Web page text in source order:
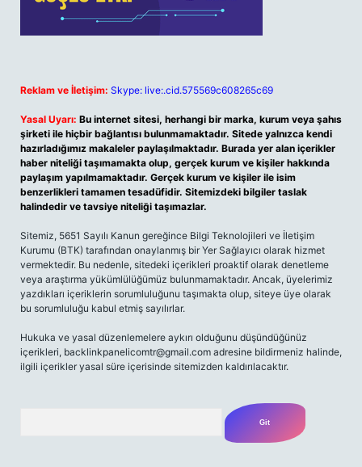
Reklam ve İletişim: Skype: live:.cid.575569c608265c69
Yasal Uyarı: Bu internet sitesi, herhangi bir marka, kurum veya şahıs
şirketi ile hiçbir bağlantısı bulunmamaktadır. Sitede yalnızca kendi
hazırladığımız makaleler paylaşılmaktadır. Burada yer alan içerikler
haber niteliği taşımamakta olup, gerçek kurum ve kişiler hakkında
paylaşım yapılmamaktadır. Gerçek kurum ve kişiler ile isim
benzerlikleri tamamen tesadüfidir. Sitemizdeki bilgiler taslak
halindedir ve tavsiye niteliği taşımazlar.
Sitemiz, 5651 Sayılı Kanun gereğince Bilgi Teknolojileri ve İletişim
Kurumu (BTK) tarafından onaylanmış bir Yer Sağlayıcı olarak hizmet
vermektedir. Bu nedenle, sitedeki içerikleri proaktif olarak denetleme
veya araştırma yükümlülüğümüz bulunmamaktadır. Ancak, üyelerimiz
yazdıkları içeriklerin sorumluluğunu taşımakta olup, siteye üye olarak
bu sorumluluğu kabul etmiş sayılırlar.
Hukuka ve yasal düzenlemelere aykırı olduğunu düşündüğünüz
içerikleri, backlinkpanelicomtr@gmail.com adresine bildirmeniz halinde,
ilgili içerikler yasal süre içerisinde sitemizden kaldırılacaktır.